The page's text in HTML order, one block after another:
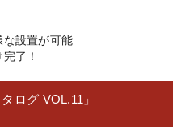
な設置が可能
了！
ログ VOL.11」